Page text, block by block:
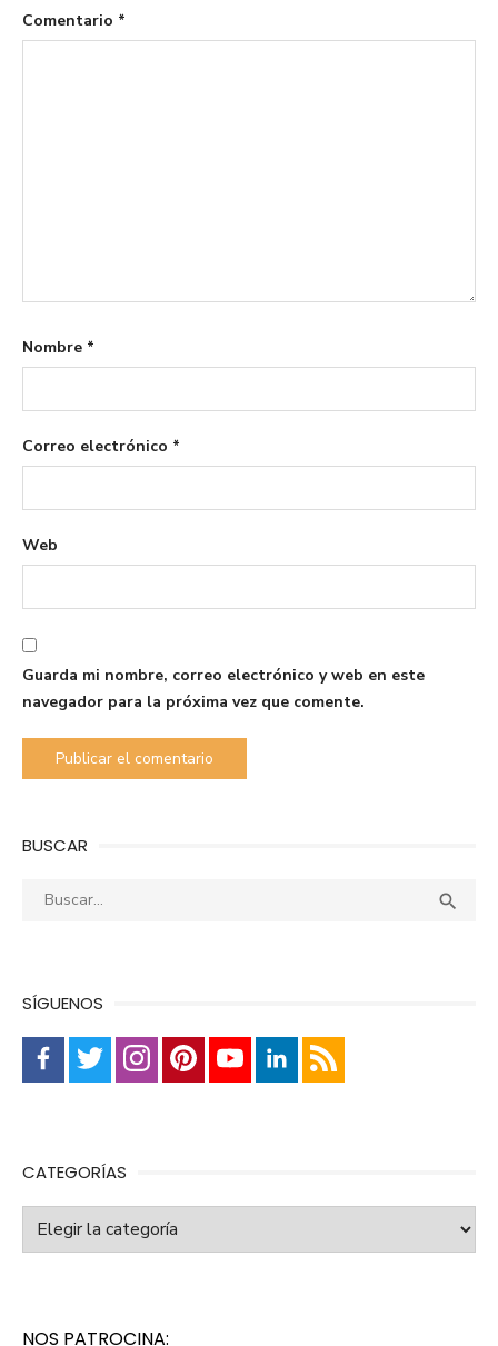
Comentario *
Nombre *
Correo electrónico *
Web
Guarda mi nombre, correo electrónico y web en este
navegador para la próxima vez que comente.
BUSCAR
Buscar: 
SÍGUENOS
CATEGORÍAS
Categorías
NOS PATROCINA: